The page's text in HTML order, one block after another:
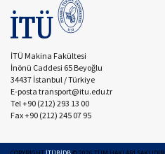
İTÜ Makina Fakültesi
İnönü Caddesi 65 Beyoğlu
34437 İstanbul / Türkiye
E-posta transport@itu.edu.tr
Tel +90 (212) 293 13 00
Fax +90 (212) 245 07 95